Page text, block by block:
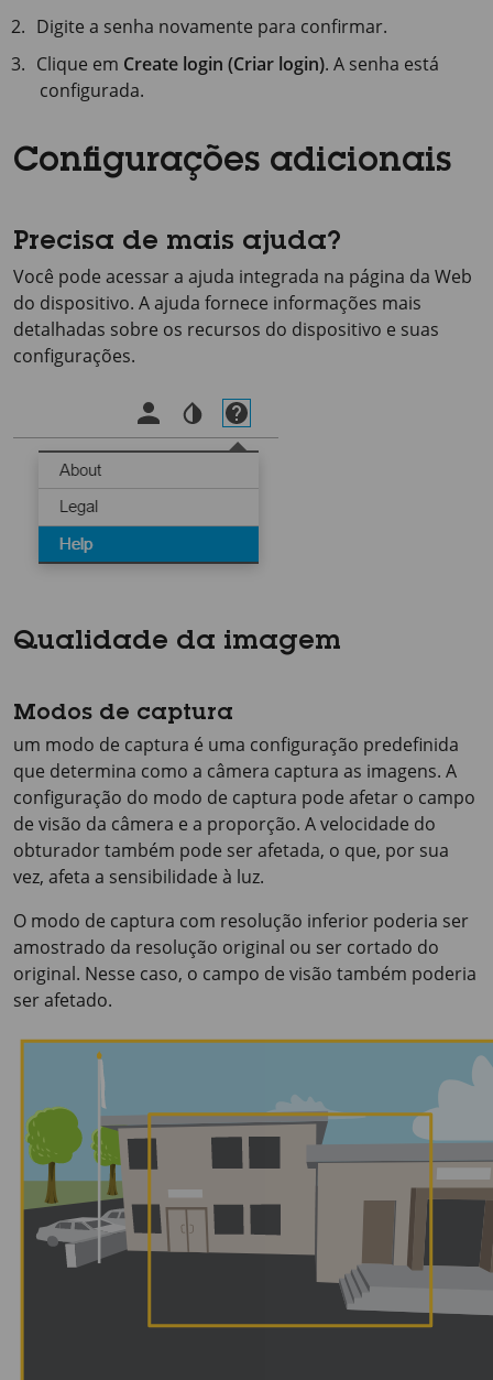
Digite a senha novamente para confirmar.
Clique em Create login (Criar login). A senha está
configurada.
Configurações adicionais
Precisa de mais ajuda?
Você pode acessar a ajuda integrada na página da Web
do dispositivo. A ajuda fornece informações mais
detalhadas sobre os recursos do dispositivo e suas
configurações.
Qualidade da imagem
Modos de captura
um modo de captura é uma configuração predefinida
que determina como a câmera captura as imagens. A
configuração do modo de captura pode afetar o campo
de visão da câmera e a proporção. A velocidade do
obturador também pode ser afetada, o que, por sua
vez, afeta a sensibilidade à luz.
O modo de captura com resolução inferior poderia ser
amostrado da resolução original ou ser cortado do
original. Nesse caso, o campo de visão também poderia
ser afetado.